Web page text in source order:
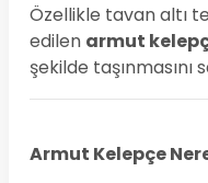
Özellikle tavan altı
edilen armut
şekilde taşınmasını
Armut Kelepçe